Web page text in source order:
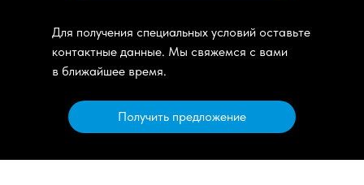
Для получения специальных условий оставьте
контактные данные. Мы свяжемся с вами
в ближайшее время.
Получить предложение